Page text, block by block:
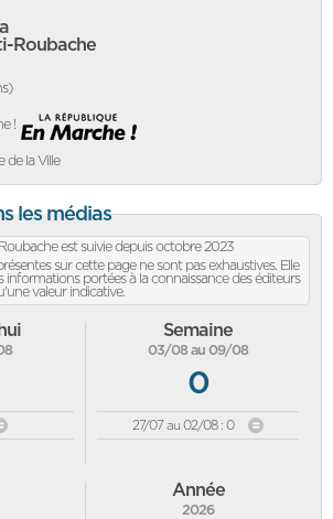
Roubache
!
de la Ville
les médias
est suivie depuis octobre 2023
sur cette page ne sont pas exhaustives. Elle
informations portées à la connaissance des éditeurs
valeur indicative.
Semaine
03/08 au 09/08
0
27/07 au 02/08 : 0
Année
2026